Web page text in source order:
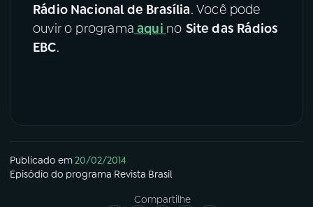
TikTok
Rádio Nacional de Brasília. Você pode
ouvir o programa aqui no Site das Rádios
EBC.
Publicado em20/02/2014
Episódio do programa Revista Brasil
Compartilhe